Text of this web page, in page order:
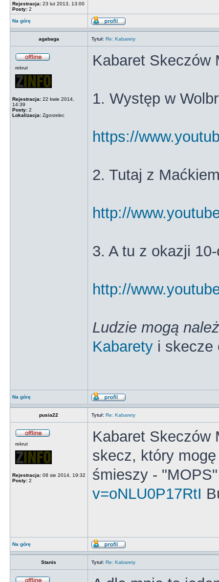
Rejestracja: 23 lut 2013, 13:00
Posty: 2
Na górę
agabaga Tytuł: Re: Kabarety
rekrut
Rejestracja: 22 kwie 2014,
14:39
Posty: 2
Lokalizacja: Zgorzelec
Kabaret Skeczów
1. Występ w
https://
2. Tutaj z
http://
3. A tu z okazji
http://
Ludzie mogą
Kabarety i skecze
Na górę
pusia22 Tytuł: Re: Kabarety
rekrut
Rejestracja: 08 sie 2014, 19:32
Posty: 2
Kabaret
skecz, który
śmieszy -
v=oNLU0P17RtI
Na górę
Stanis Tytuł: Re: Kabarety